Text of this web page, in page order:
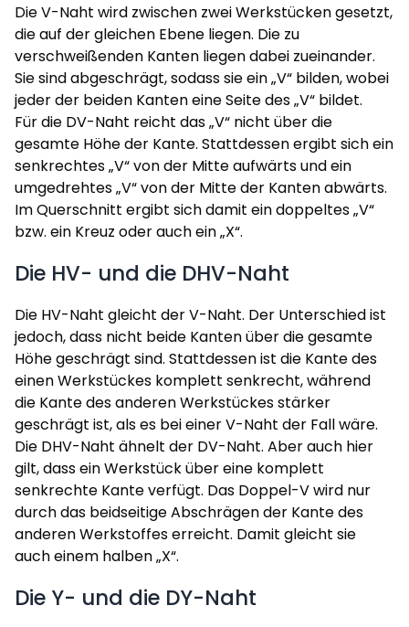
Die V-Naht wird zwischen zwei Werkstücken gesetzt,
die auf der gleichen Ebene liegen. Die zu
verschweißenden Kanten liegen dabei zueinander.
Sie sind abgeschrägt, sodass sie ein „V“ bilden, wobei
jeder der beiden Kanten eine Seite des „V“ bildet.
Für die DV-Naht reicht das „V“ nicht über die
gesamte Höhe der Kante. Stattdessen ergibt sich ein
senkrechtes „V“ von der Mitte aufwärts und ein
umgedrehtes „V“ von der Mitte der Kanten abwärts.
Im Querschnitt ergibt sich damit ein doppeltes „V“
bzw. ein Kreuz oder auch ein „X“.
Die HV- und die DHV-Naht
Die HV-Naht gleicht der V-Naht. Der Unterschied ist
jedoch, dass nicht beide Kanten über die gesamte
Höhe geschrägt sind. Stattdessen ist die Kante des
einen Werkstückes komplett senkrecht, während
die Kante des anderen Werkstückes stärker
geschrägt ist, als es bei einer V-Naht der Fall wäre.
Die DHV-Naht ähnelt der DV-Naht. Aber auch hier
gilt, dass ein Werkstück über eine komplett
senkrechte Kante verfügt. Das Doppel-V wird nur
durch das beidseitige Abschrägen der Kante des
anderen Werkstoffes erreicht. Damit gleicht sie
auch einem halben „X“.
Die Y- und die DY-Naht